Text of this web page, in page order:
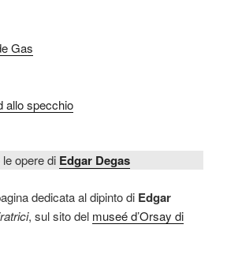
Gas
allo specchio
opere di Edgar Degas
dedicata al dipinto di Edgar
, sul sito del museé d’Orsay di